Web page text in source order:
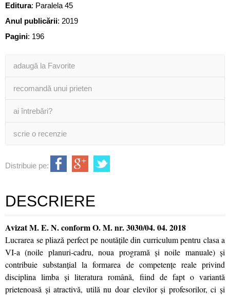
Editura: Paralela 45
Anul publicării: 2019
Pagini: 196
adaugă la Favorite
recomandă unui prieten
ai întrebări?
scrie o recenzie
Distribuie pe:
DESCRIERE
Avizat M. E. N. conform O. M. nr. 3030/04. 04. 2018
Lucrarea se pliază perfect pe noutăţile din curriculum pentru clasa a
VI-a (noile planuri‑cadru, noua programă și noile manuale) și
contribuie substanţial la formarea de competenţe reale privind
disciplina limba și literatura română, fiind de fapt o variantă
prietenoasă și atractivă, utilă nu doar elevilor și profesorilor, ci și